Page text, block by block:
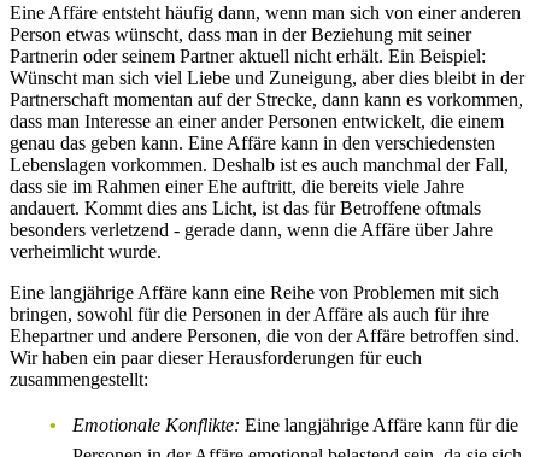
Eine Affäre entsteht häufig dann, wenn man sich von einer anderen
Person etwas wünscht, dass man in der Beziehung mit seiner
Partnerin oder seinem Partner aktuell nicht erhält. Ein Beispiel:
Wünscht man sich viel Liebe und Zuneigung, aber dies bleibt in der
Partnerschaft momentan auf der Strecke, dann kann es vorkommen,
dass man Interesse an einer ander Personen entwickelt, die einem
genau das geben kann. Eine Affäre kann in den verschiedensten
Lebenslagen vorkommen. Deshalb ist es auch manchmal der Fall,
dass sie im Rahmen einer Ehe auftritt, die bereits viele Jahre
andauert. Kommt dies ans Licht, ist das für Betroffene oftmals
besonders verletzend - gerade dann, wenn die Affäre über Jahre
verheimlicht wurde.
Eine langjährige Affäre kann eine Reihe von Problemen mit sich
bringen, sowohl für die Personen in der Affäre als auch für ihre
Ehepartner und andere Personen, die von der Affäre betroffen sind.
Wir haben ein paar dieser Herausforderungen für euch
zusammengestellt:
Emotionale Konflikte: Eine langjährige Affäre kann für die